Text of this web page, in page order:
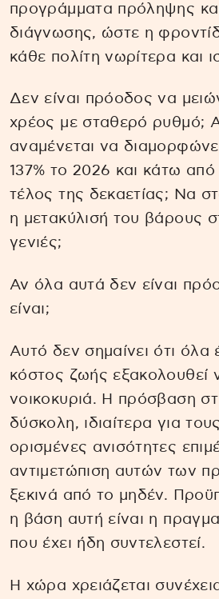
προγράμματα πρόληψης
διάγνωσης, ώστε η
κάθε πολίτη νωρίτερα και
Δεν είναι πρόοδος να
χρέος με σταθερό ρυθμό;
αναμένεται να
137% το 2026 και κάτω
τέλος της δεκαετίας; Να
η μετακύλισή του βάρους
γενιές;
Αν όλα αυτά δεν είναι
είναι;
Αυτό δεν σημαίνει ότι όλα
κόστος ζωής εξακολουθεί
νοικοκυριά. Η πρόσβαση
δύσκολη, ιδιαίτερα για
ορισμένες ανισότητες
αντιμετώπιση αυτών των
ξεκινά από το μηδέν.
η βάση αυτή είναι η
που έχει ήδη συντελεστεί.
Η χώρα χρειάζεται